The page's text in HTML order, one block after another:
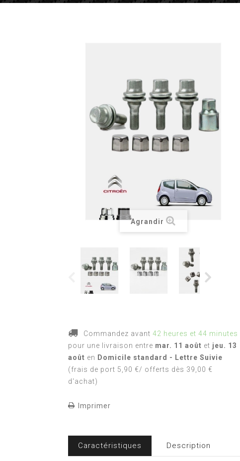
Agrandir
Commandez avant 42 heures et 44 minutes
pour une livraison entre mar. 11 août et jeu. 13
août en Domicile standard - Lettre Suivie
(frais de port 5,90 €/ offerts dès 39,00 €
d'achat)
Imprimer
Caractéristiques Description